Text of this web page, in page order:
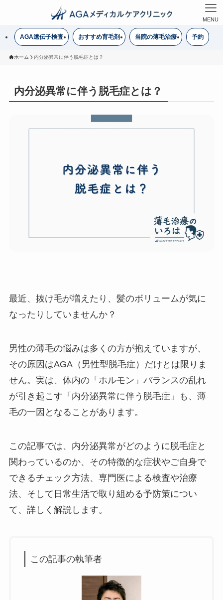
MENU
AGA遺伝子検査 おすすめ育毛剤 当院の薄毛治療 予約
ホーム 内分泌異常に伴う脱毛症とは？
内分泌異常に伴う脱毛症とは？
最近、抜け毛が増えたり、髪のボリュームが気に
なったりしていませんか？
男性の薄毛の悩みは多くの方が抱えていますが、
その原因はAGA（男性型脱毛症）だけとは限りま
せん。実は、体内の「ホルモン」バランスの乱れ
が引き起こす「内分泌異常に伴う脱毛症」も、薄
毛の一因となることがあります。
この記事では、内分泌異常がどのように脱毛症と
関わっているのか、その特徴的な症状やご自身で
できるチェック方法、専門医による検査や治療
法、そして日常生活で取り組める予防策につい
て、詳しく解説します。
この記事の執筆者